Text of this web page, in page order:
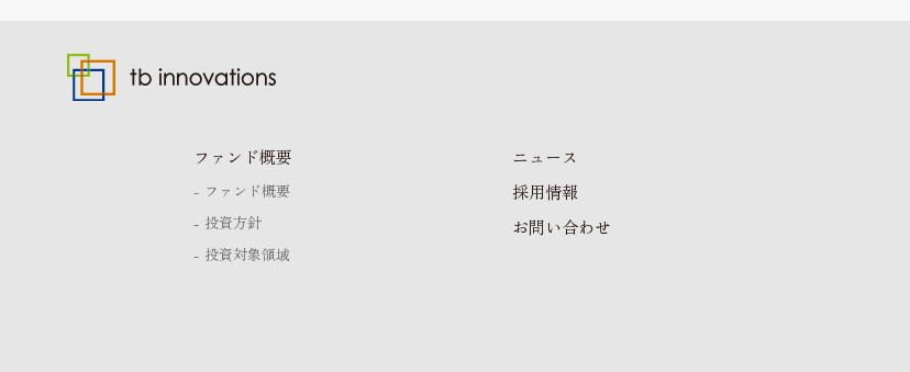
ファンド概要
ファンド概要
投資方針
投資対象領域
ニュース
採用情報
お問い合わせ